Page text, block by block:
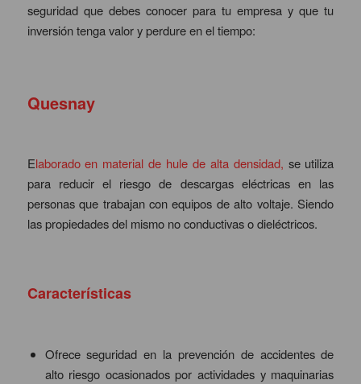
seguridad que debes conocer para tu empresa y que tu
inversión tenga valor y perdure en el tiempo:
Quesnay
Elaborado en material de hule de alta densidad, se utiliza
para reducir el riesgo de descargas eléctricas en las
personas que trabajan con equipos de alto voltaje. Siendo
las propiedades del mismo no conductivas o dieléctricos.
Características
Ofrece seguridad en la prevención de accidentes de
alto riesgo ocasionados por actividades y maquinarias